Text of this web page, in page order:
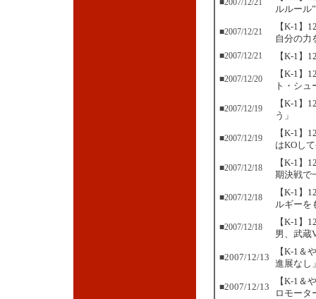
■2007/12/21
ルルール
■2007/12/21
【K-1】
自分の力
■2007/12/21 【K-1】
■2007/12/20
【K-1】
ト・シュ
■2007/12/19
【K-1】
う」
■2007/12/19
【K-1】
はKOし
■2007/12/18
【K-1】
期決戦で
■2007/12/18
【K-1】
ルギーを
■2007/12/18
【K-1】
男、武蔵
■2007/12/13
【K-1＆
進展なし
■2007/12/13
【K-1＆
ロモータ